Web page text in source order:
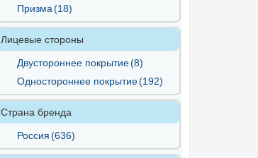
Призма(18)
Лицевые стороны
Двустороннее покрытие(8)
Одностороннее покрытие(192)
Страна бренда
Россия(636)